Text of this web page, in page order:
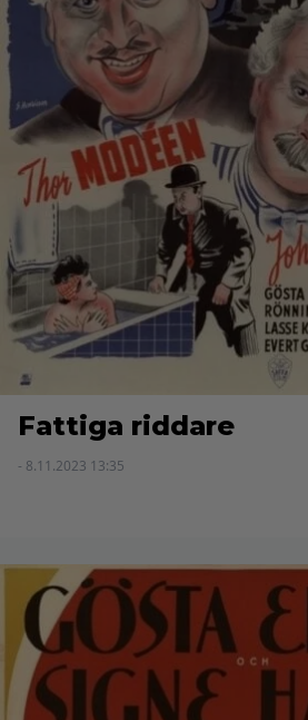
Fattiga riddare
- 8.11.2023 13:35